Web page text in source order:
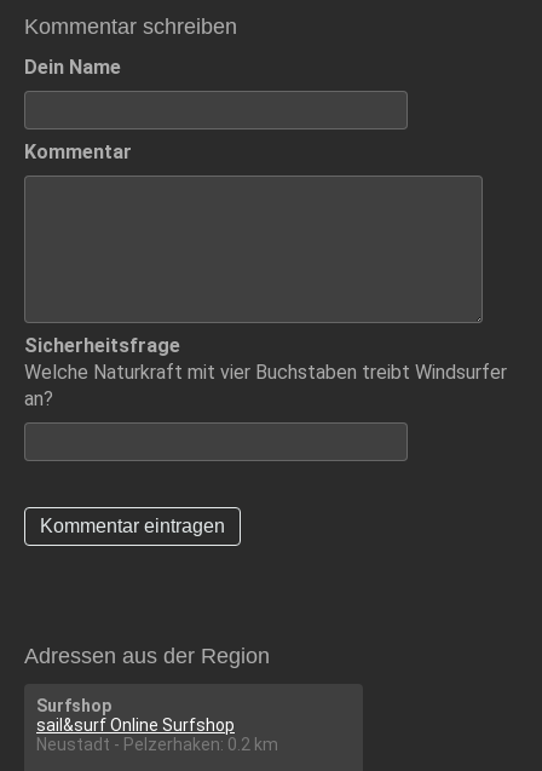
Kommentar schreiben
Dein Name
Kommentar
Sicherheitsfrage
Welche Naturkraft mit vier Buchstaben treibt Windsurfer
an?
Adressen aus der Region
Surfshop
sail&surf Online Surfshop
Neustadt - Pelzerhaken: 0.2 km